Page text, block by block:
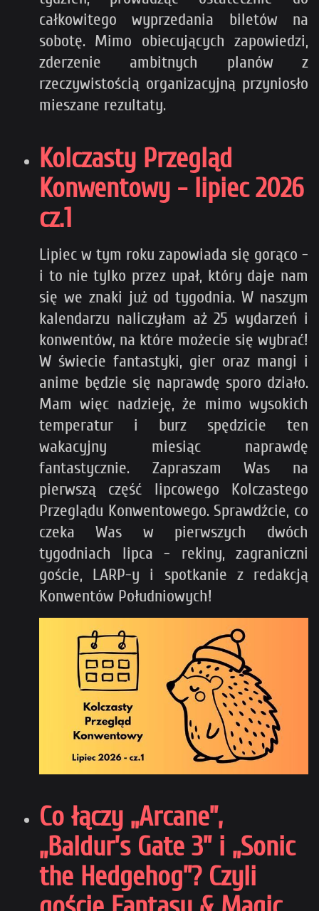
całkowitego wyprzedania biletów na
sobotę. Mimo obiecujących zapowiedzi,
zderzenie ambitnych planów z
rzeczywistością organizacyjną przyniosło
mieszane rezultaty.
Kolczasty Przegląd
Konwentowy - lipiec 2026
cz.1
Lipiec w tym roku zapowiada się gorąco -
i to nie tylko przez upał, który daje nam
się we znaki już od tygodnia. W naszym
kalendarzu naliczyłam aż 25 wydarzeń i
konwentów, na które możecie się wybrać!
W świecie fantastyki, gier oraz mangi i
anime będzie się naprawdę sporo działo.
Mam więc nadzieję, że mimo wysokich
temperatur i burz spędzicie ten
wakacyjny miesiąc naprawdę
fantastycznie. Zapraszam Was na
pierwszą część lipcowego Kolczastego
Przeglądu Konwentowego. Sprawdźcie, co
czeka Was w pierwszych dwóch
tygodniach lipca - rekiny, zagraniczni
goście, LARP-y i spotkanie z redakcją
Konwentów Południowych!
Co łączy „Arcane”,
„Baldur’s Gate 3” i „Sonic
the Hedgehog”? Czyli